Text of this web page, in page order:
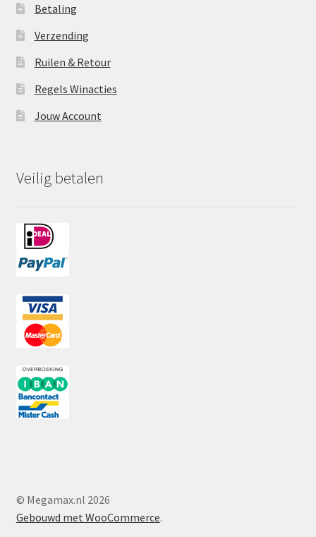
Betaling
Verzending
Ruilen & Retour
Regels Winacties
Jouw Account
Veilig betalen
© Megamax.nl 2026
Gebouwd met WooCommerce.